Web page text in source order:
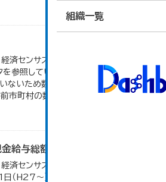
組織一覧
経済センサス。 大仙市の統計「5-7 製
を参照しています。 2007年以前は
いないため数値はありません。 2004
市町村の数値を合算したものです。
金給与総額の推移
経済センサス。 各年12月31日現在
（H27～）・平成23年のみ平成24